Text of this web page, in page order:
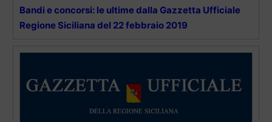
Bandi e concorsi: le ultime dalla Gazzetta Ufficiale
Regione Siciliana del 22 febbraio 2019